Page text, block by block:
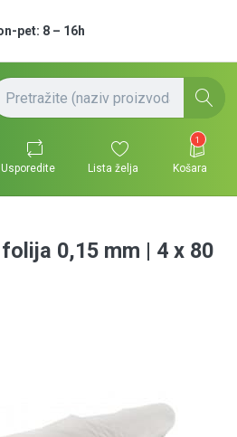
pet: 8 – 16h
Usporedite Lista želja
1
Košara
0,15 mm | 4 x 80